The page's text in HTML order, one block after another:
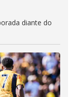
diante do